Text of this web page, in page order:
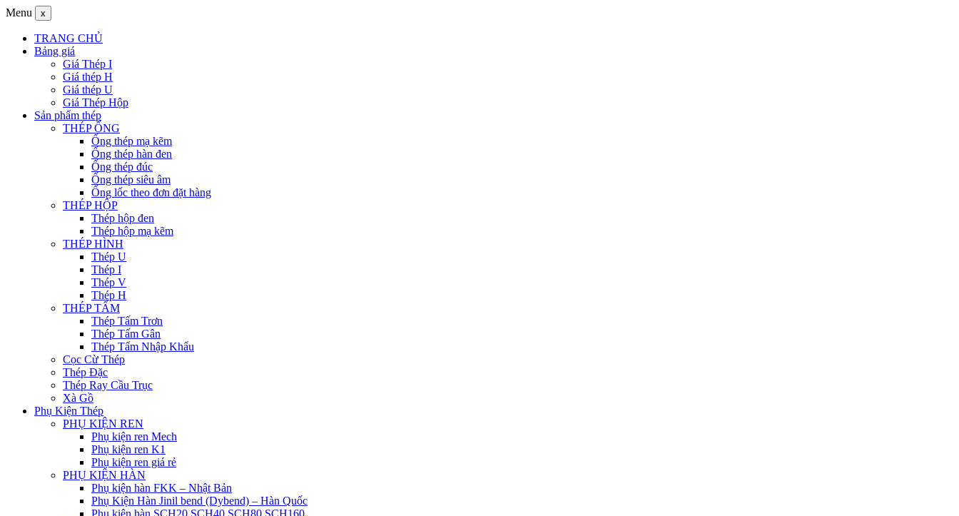
Menu x
TRANG CHỦ
Bảng giá
Giá Thép I
Giá thép H
Giá thép U
Giá Thép Hộp
Sản phẩm thép
THÉP ỐNG
Ống thép mạ kẽm
Ống thép hàn đen
Ống thép đúc
Ống thép siêu âm
Ống lốc theo đơn đặt hàng
THÉP HỘP
Thép hộp đen
Thép hộp mạ kẽm
THÉP HÌNH
Thép U
Thép I
Thép V
Thép H
THÉP TẤM
Thép Tấm Trơn
Thép Tấm Gân
Thép Tấm Nhập Khẩu
Cọc Cừ Thép
Thép Đặc
Thép Ray Cầu Trục
Xà Gồ
Phụ Kiện Thép
PHỤ KIỆN REN
Phụ kiện ren Mech
Phụ kiện ren K1
Phụ kiện ren giá rẻ
PHỤ KIỆN HÀN
Phụ kiện hàn FKK – Nhật Bản
Phụ Kiện Hàn Jinil bend (Dybend) – Hàn Quốc
Phụ kiện hàn SCH20 SCH40 SCH80 SCH160